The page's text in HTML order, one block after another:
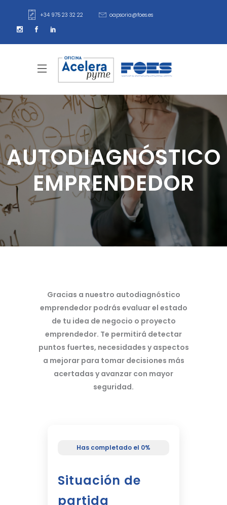
+34 975 23 32 22 oapsoria@foes.es
AUTODIAGNÓSTICO
EMPRENDEDOR
Gracias a nuestro autodiagnóstico
emprendedor podrás evaluar el estado
de tu idea de negocio o proyecto
emprendedor. Te permitirá detectar
puntos fuertes, necesidades y aspectos
a mejorar para tomar decisiones más
acertadas y avanzar con mayor
seguridad.
Has completado el 0%
Situación de
partida